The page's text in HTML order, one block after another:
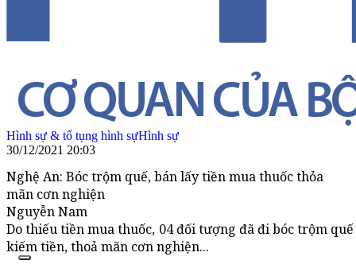
Hình sự & tố tụng hình sựHình sự
30/12/2021 20:03
Nghệ An: Bóc trộm quế, bán lấy tiền mua thuốc thỏa
mãn cơn nghiện
Nguyễn Nam
Do thiếu tiền mua thuốc, 04 đối tượng đã đi bóc trộm
kiếm tiền, thoả mãn cơn nghiện...